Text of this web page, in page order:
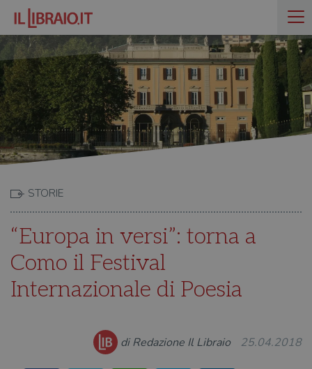
STORIE
“Europa in versi”: torna a
Como il Festival
Internazionale di Poesia
di Redazione Il Libraio 25.04.2018